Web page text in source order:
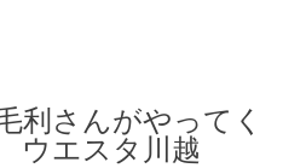
利さんがやってく
エスタ川越